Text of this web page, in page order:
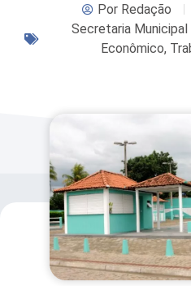
PorRedação
Secretaria
Econômico,